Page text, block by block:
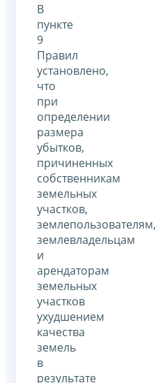
В
пункте
9
Правил
установлено,
что
при
определении
размера
убытков,
причиненных
собственникам
земельных
участков,
землепользователям,
землевладельцам
и
арендаторам
земельных
участков
ухудшением
качества
земель
в
результате